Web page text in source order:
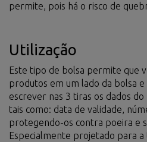
permite, pois há o risco de
Utilização
Este tipo de bolsa permite que
produtos em um lado da bolsa
escrever nas 3 tiras os dados
tais como: data de validade,
protegendo-os contra poeira e
Especialmente projetado para a